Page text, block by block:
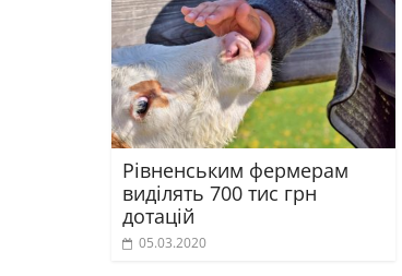
Рівненським фермерам
виділять 700 тис грн
дотацій
05.03.2020